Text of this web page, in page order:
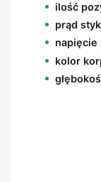
ilość
prąd
napięcie
kolor